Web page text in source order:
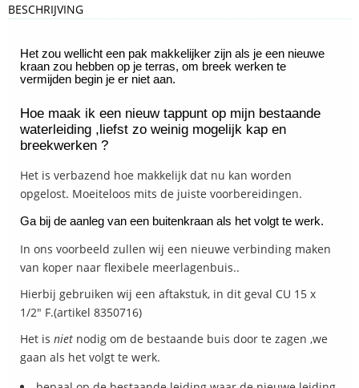
BESCHRIJVING
Het zou wellicht een pak makkelijker zijn als je een nieuwe
kraan zou hebben op je terras, om breek werken te
vermijden begin je er niet aan.
Hoe maak ik een nieuw tappunt op mijn bestaande
waterleiding ,liefst zo weinig mogelijk kap en
breekwerken ?
Het is verbazend hoe makkelijk dat nu kan worden
opgelost. Moeiteloos mits de juiste voorbereidingen.
Ga bij de aanleg van een buitenkraan als het volgt te werk.
In ons voorbeeld zullen wij een nieuwe verbinding maken
van koper naar flexibele meerlagenbuis..
Hierbij gebruiken wij een aftakstuk, in dit geval CU 15 x
1/2" F.(artikel 8350716)
Het is niet nodig om de bestaande buis door te zagen ,we
gaan als het volgt te werk.